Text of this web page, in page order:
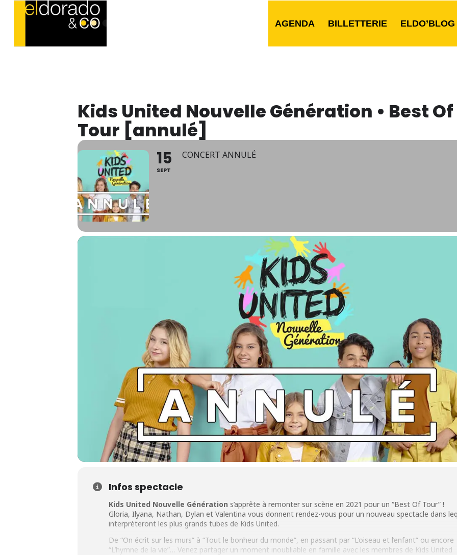
AGENDA BILLETTERIE ELDO’BLOG
Kids United Nouvelle Génération • Best Of
Tour [annulé]
15
SEPT
CONCERT ANNULÉ
Infos spectacle
Kids United Nouvelle Génération s’apprête à remonter sur scène en 2021 pour un “Best Of Tour” !
Gloria, Ilyana, Nathan, Dylan et Valentina vous donnent rendez-vous pour un nouveau spectacle dans
interprèteront les plus grands tubes de Kids United.
De “On écrit sur les murs” à “Tout le bonheur du monde”, en passant par “L’oiseau et l’enfant” ou encore
“L’hymne de la vie”… Venez partager un moment inoubliable en famille avec les membres de Kids United